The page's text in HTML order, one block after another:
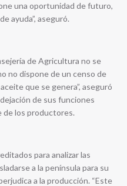
una oportunidad de futuro,
ayuda”, aseguró.
de Agricultura no se
no dispone de un censo de
que se genera”, aseguró
de sus funciones
de los productores.
para analizar las
a la península para su
a la producción. “Este